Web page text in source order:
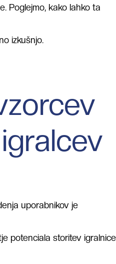
Poglejmo, kako lahko ta
izkušnjo.
uporabnikov je
potenciala storitev igralnice